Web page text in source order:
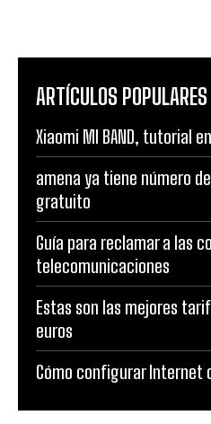
ARTÍCULOS POPULARES
Xiaomi MI BAND, tutorial
amena ya tiene número
gratuito
Guía para reclamar a las
telecomunicaciones
Estas son las mejores
euros
Cómo configurar Internet